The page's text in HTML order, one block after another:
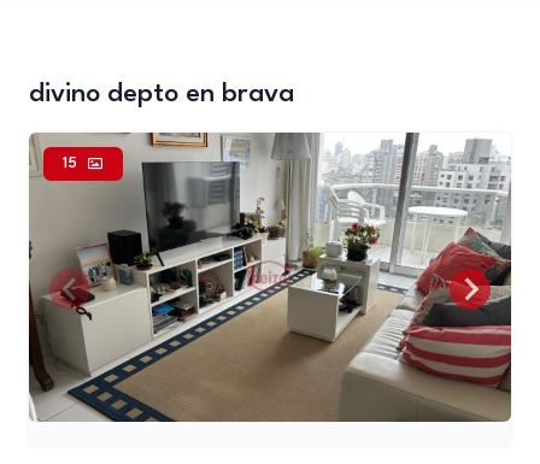
divino depto en brava
15